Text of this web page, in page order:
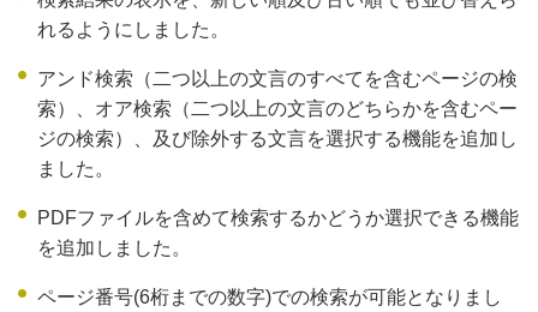
れるようにしました。
アンド検索（二つ以上の文言のすべてを含むページの検
索）、オア検索（二つ以上の文言のどちらかを含むペー
ジの検索）、及び除外する文言を選択する機能を追加し
ました。
PDFファイルを含めて検索するかどうか選択できる機能
を追加しました。
ページ番号(6桁までの数字)での検索が可能となりまし